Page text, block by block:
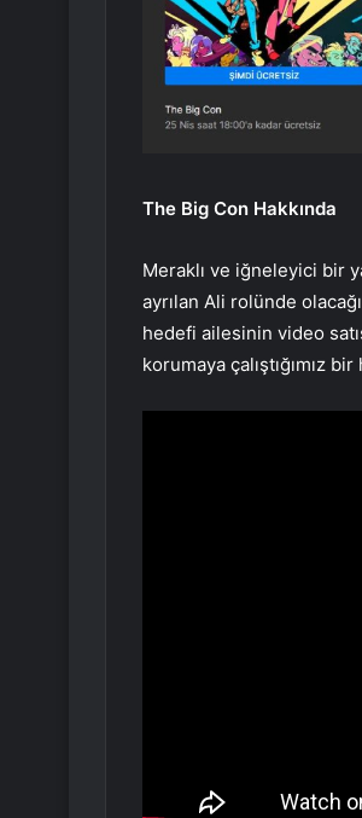
The Big Con Hakkında
Meraklı ve iğneleyici bir
ayrılan Ali rolünde
hedefi ailesinin video
korumaya çalıştığımız